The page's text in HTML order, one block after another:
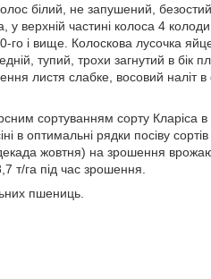
білий, не запушений,
верхній частині колоса 4
го і вище. Колоскова лусочка
тупий, трохи загнутий в бік
листя слабке, восовий наліт в
сортуванням сорту Кларіса
оптимальні рядки посіву
жовтня) на зрошення
т/га під час зрошення.
пшениць.